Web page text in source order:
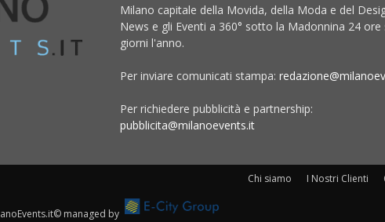
Milano capitale della Movida, della Moda e del
News e gli Eventi a 360° sotto la Madonnina 24 ore
giorni l'anno.
Per inviare comunicati stampa:
Per richiedere pubblicità e partnership:
pubblicita@milanoevents.it
Chi siamo I Nostri Clienti
managed by